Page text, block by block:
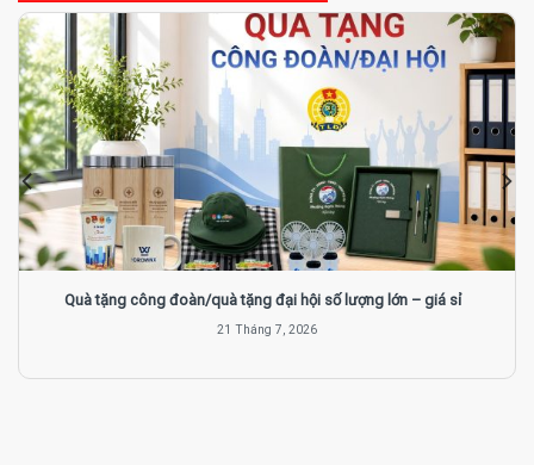
Quà tặng công đoàn/quà tặng đại hội số lượng lớn – giá sỉ
21 Tháng 7, 2026